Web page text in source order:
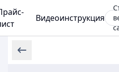
Видеоинструкция